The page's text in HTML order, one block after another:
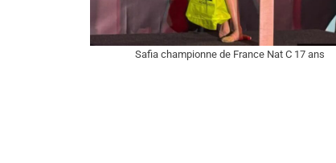
Safia championne de France Nat C 17 ans